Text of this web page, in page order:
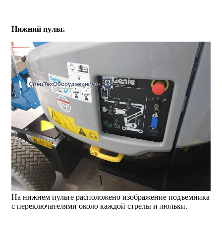
Нижний пульт.
На нижнем пульте расположено изображение подъемника
с переключателями около каждой стрелы и люльки.